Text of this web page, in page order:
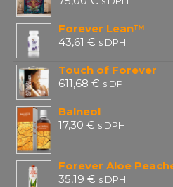
Forever Lean™
43,61€ s DPH
Touch of Forever
611,68€ s DPH
Balneol
17,30€ s DPH
Forever Aloe
35,19€ s DPH